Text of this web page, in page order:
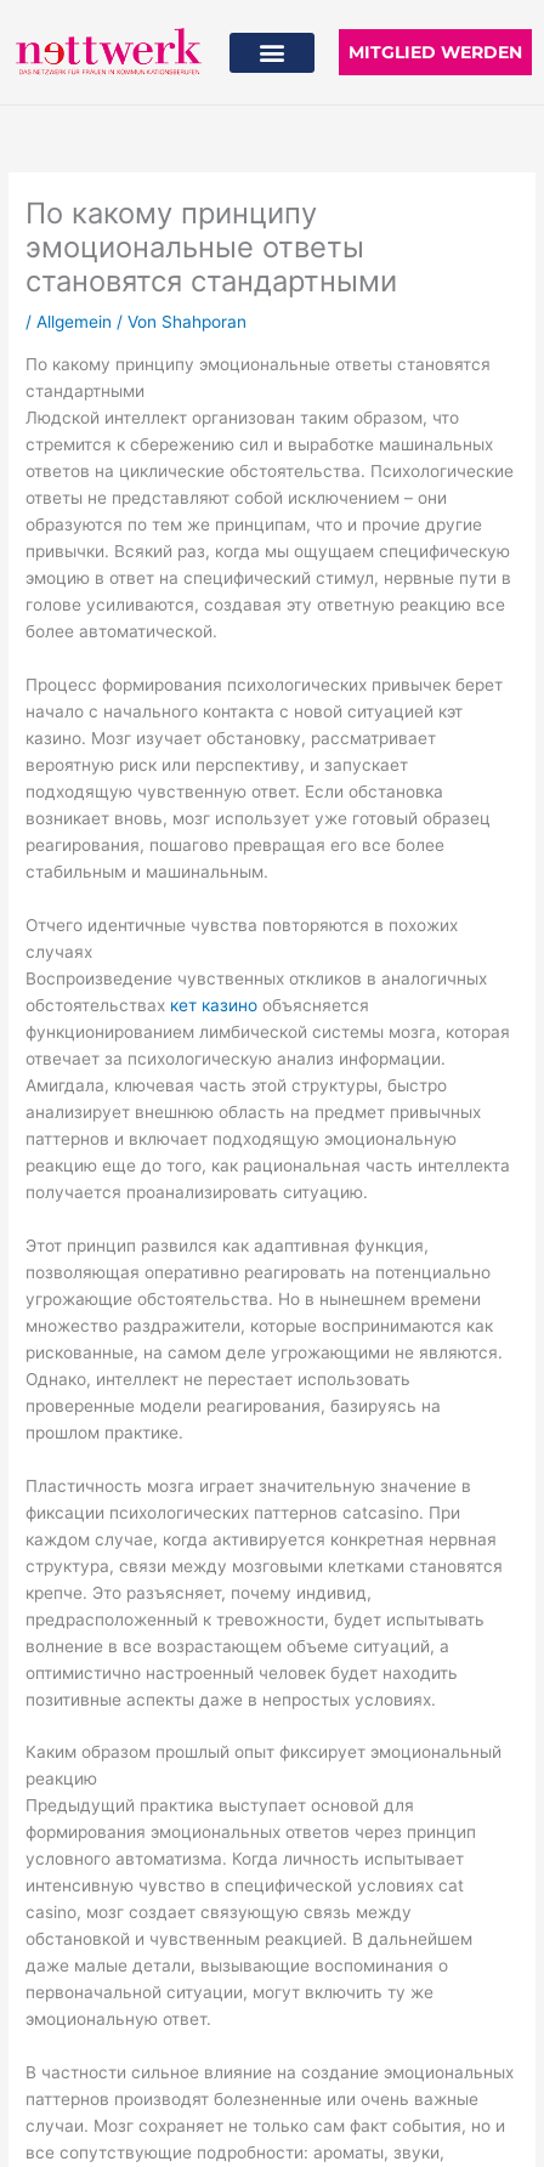
Inhalt
springen
MITGLIED WERDEN
По какому принципу
эмоциональные ответы
становятся стандартными
/Allgemein / Von Shahporan
По какому принципу эмоциональные ответы становятся
стандартными
Людской интеллект организован таким образом, что
стремится к сбережению сил и выработке машинальных
ответов на циклические обстоятельства. Психологические
ответы не представляют собой исключением – они
образуются по тем же принципам, что и прочие другие
привычки. Всякий раз, когда мы ощущаем специфическую
эмоцию в ответ на специфический стимул, нервные пути в
голове усиливаются, создавая эту ответную реакцию все
более автоматической.
Процесс формирования психологических привычек берет
начало с начального контакта с новой ситуацией кэт
казино. Мозг изучает обстановку, рассматривает
вероятную риск или перспективу, и запускает
подходящую чувственную ответ. Если обстановка
возникает вновь, мозг использует уже готовый образец
реагирования, пошагово превращая его все более
стабильным и машинальным.
Отчего идентичные чувства повторяются в похожих
случаях
Воспроизведение чувственных откликов в аналогичных
обстоятельствах кет казино объясняется
функционированием лимбической системы мозга, которая
отвечает за психологическую анализ информации.
Амигдала, ключевая часть этой структуры, быстро
анализирует внешнюю область на предмет привычных
паттернов и включает подходящую эмоциональную
реакцию еще до того, как рациональная часть интеллекта
получается проанализировать ситуацию.
Этот принцип развился как адаптивная функция,
позволяющая оперативно реагировать на потенциально
угрожающие обстоятельства. Но в нынешнем времени
множество раздражители, которые воспринимаются как
рискованные, на самом деле угрожающими не являются.
Однако, интеллект не перестает использовать
проверенные модели реагирования, базируясь на
прошлом практике.
Пластичность мозга играет значительную значение в
фиксации психологических паттернов catcasino. При
каждом случае, когда активируется конкретная нервная
структура, связи между мозговыми клетками становятся
крепче. Это разъясняет, почему индивид,
предрасположенный к тревожности, будет испытывать
волнение в все возрастающем объеме ситуаций, а
оптимистично настроенный человек будет находить
позитивные аспекты даже в непростых условиях.
Каким образом прошлый опыт фиксирует эмоциональный
реакцию
Предыдущий практика выступает основой для
формирования эмоциональных ответов через принцип
условного автоматизма. Когда личность испытывает
интенсивную чувство в специфической условиях cat
casino, мозг создает связующую связь между
обстановкой и чувственным реакцией. В дальнейшем
даже малые детали, вызывающие воспоминания о
первоначальной ситуации, могут включить ту же
эмоциональную ответ.
В частности сильное влияние на создание эмоциональных
паттернов производят болезненные или очень важные
случаи. Мозг сохраняет не только сам факт события, но и
все сопутствующие подробности: ароматы, звуки,